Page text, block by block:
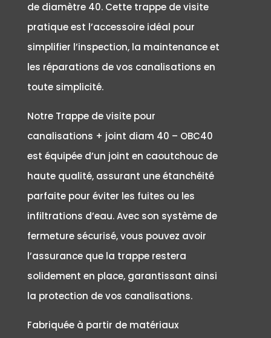
de diamètre 40. Cette trappe de visite
pratique est l’accessoire idéal pour
simplifier l’inspection, la maintenance et
les réparations de vos canalisations en
toute simplicité.
Notre Trappe de visite pour
canalisations + joint diam 40 – OBC40
est équipée d’un joint en caoutchouc de
haute qualité, assurant une étanchéité
parfaite pour éviter les fuites ou les
infiltrations d’eau. Avec son système de
fermeture sécurisé, vous pouvez avoir
l’assurance que la trappe restera
solidement en place, garantissant ainsi
la protection de vos canalisations.
Fabriquée à partir de matériaux